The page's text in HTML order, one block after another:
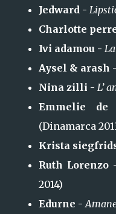
Jedward -
Charlotte
Ivi adamou -
Aysel & arash -
Nina zilli - L’
Emmelie
(Dinamarca
Krista
Ruth Lorenzo
2014)
Edurne -